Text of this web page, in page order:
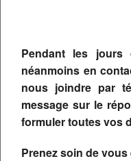
Pendant les jours
néanmoins en
nous joindre par
message sur le
formuler toutes vos
Prenez soin de